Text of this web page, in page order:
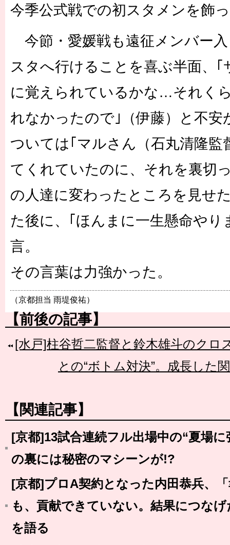
今季公式戦での初スタメンを飾
今節・愛媛戦も遠征メンバー
スタへ行けることを喜ぶ半面、
に覚えられているかな…それく
れなかったので｣（伊藤）と不安
ついては｢マルさん（石丸清隆監
てくれていたのに、それを裏切
の人達に変わったところを見せ
た後に、｢ほんまに一生懸命やり
言。
その言葉は力強かった。
（京都担当 雨堤俊祐）
【前後の記事】
[水戸]柱谷哲二監督と鈴木雄斗のクロ
との“ボトム対決”。成長した
【関連記事】
[京都]13試合連続フル出場中の“夏場
の裏には秘密のマシーンが!?
[京都]プロA契約となった内田恭兵、
も、貢献できていない。結果につな
を語る